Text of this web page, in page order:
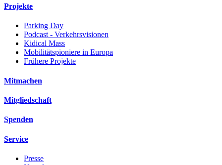
Projekte
Parking Day
Podcast - Verkehrsvisionen
Kidical Mass
Mobilitätspioniere in Europa
Frühere Projekte
Mitmachen
Mitgliedschaft
Spenden
Service
Presse